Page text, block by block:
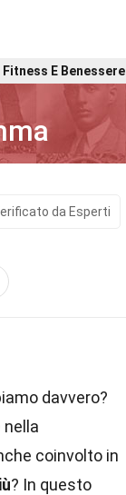
Fitness E Benessere
da Esperti
davvero?
nella
coinvolto in
? In questo